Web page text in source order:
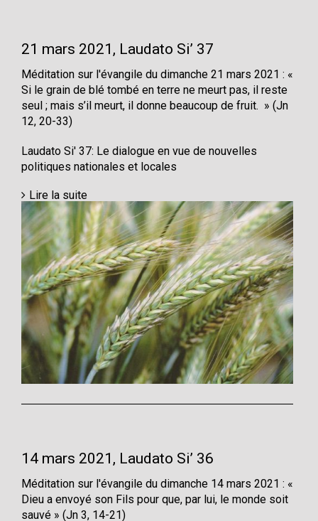
21 mars 2021, Laudato Si’ 37
Méditation sur l'évangile du dimanche 21 mars 2021 : «
Si le grain de blé tombé en terre ne meurt pas, il reste
seul ; mais s’il meurt, il donne beaucoup de fruit. » (Jn
12, 20-33)
Laudato Si' 37: Le dialogue en vue de nouvelles
politiques nationales et locales
Lire la suite
14 mars 2021, Laudato Si’ 36
Méditation sur l'évangile du dimanche 14 mars 2021 : «
Dieu a envoyé son Fils pour que, par lui, le monde soit
sauvé » (Jn 3, 14-21)